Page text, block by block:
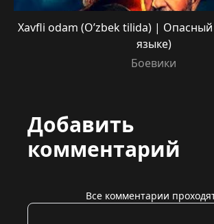
Xavfli odam (O’zbek tilida) | Опасный
языке)
Боевики
Добавить
комментарий
Все комментарии